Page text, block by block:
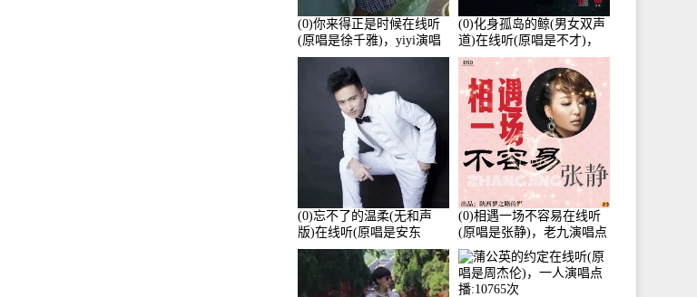
(0)你来得正是时候在线听
(原唱是徐千雅)，yiyi演唱
点播:21991次
(0)化身孤岛的鲸(男女双声
道)在线听(原唱是不才)，
HGBai演唱点播:19428次
(0)忘不了的温柔(无和声
版)在线听(原唱是安东
阳)，老九演唱点播:17392
次
(0)相遇一场不容易在线听
(原唱是张静)，老九演唱点
播:11453次